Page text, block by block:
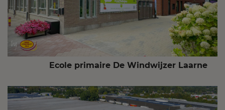
Ecole primaire De Windwijzer Laarne